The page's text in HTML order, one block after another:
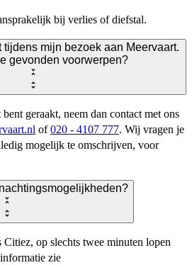
bij verlies of diefstal.
tijdens mijn bezoek aan Meervaart.
gevonden voorwerpen?
geraakt, neem dan contact met ons
of020 - 4107 777. Wij vragen je
mogelijk te omschrijven, voor
op slechts twee minuten lopen
zie